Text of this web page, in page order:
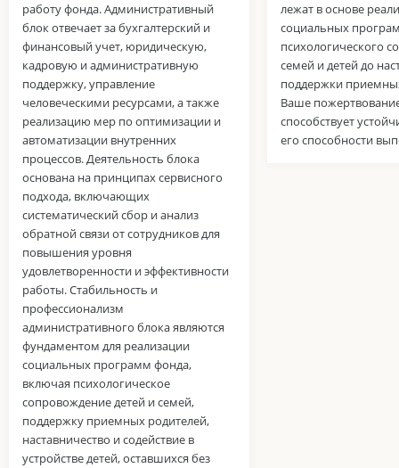
работу фонда. Административный
блок отвечает за бухгалтерский и
финансовый учет, юридическую,
кадровую и административную
поддержку, управление
человеческими ресурсами, а также
реализацию мер по оптимизации и
автоматизации внутренних
процессов. Деятельность блока
основана на принципах сервисного
подхода, включающих
систематический сбор и анализ
обратной связи от сотрудников для
повышения уровня
удовлетворенности и эффективности
работы. Стабильность и
профессионализм
административного блока являются
фундаментом для реализации
социальных программ фонда,
включая психологическое
сопровождение детей и семей,
поддержку приемных родителей,
наставничество и содействие в
устройстве детей, оставшихся без
лежат в основе
социальных
психологического
семей и детей до
поддержки
Ваше
способствует
его способности